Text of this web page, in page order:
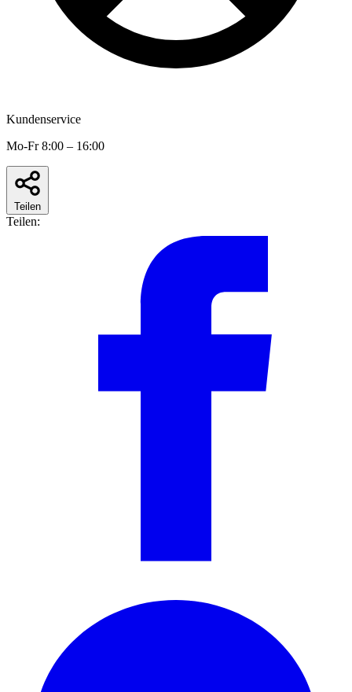
Kundenservice
Mo-Fr 8:00 – 16:00
Teilen
Teilen: